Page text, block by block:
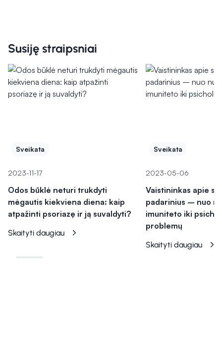
Susiję straipsniai
Sveikata
2023-11-17
Odos būklė neturi trukdyti
mėgautis kiekviena diena: kaip
atpažinti psoriazę ir ją suvaldyti?
Skaityti daugiau
Sveikata
2023-05-06
Vaistininkas apie
padarinius – nuo
imuniteto iki
problemų
Skaityti daugiau